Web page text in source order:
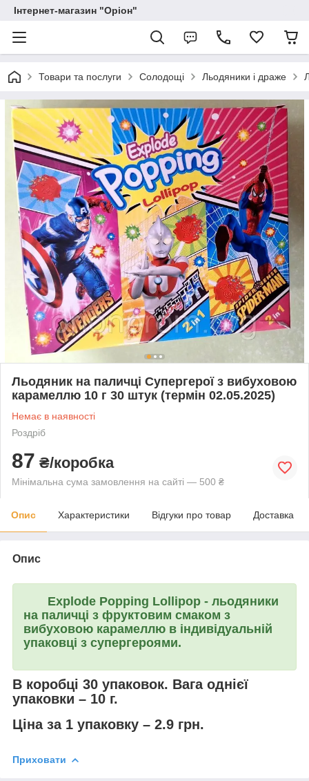
Інтернет-магазин "Оріон"
Товари та послуги Солодощі Льодяники і драже
Льодяник на паличці Супергерої з вибуховою
карамеллю 10 г 30 штук (термін 02.05.2025)
Немає в наявності
Роздріб
87 ₴/коробка
Мінімальна сума замовлення на сайті — 500 ₴
Опис Характеристики Відгуки про товар Доставка
Опис
Explode Popping Lollipop - льодяники
на паличці з фруктовим смаком з
вибуховою карамеллю в індивідуальній
упаковці з супергероями.
В коробці 30 упаковок. Вага однієї
упаковки – 10 г.
Ціна за 1 упаковку – 2.9 грн.
Приховати